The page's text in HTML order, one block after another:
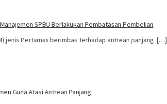
SPBU Berlakukan Pembatasan Pembelian
jenis Pertamax berimbas terhadap antrean panjang […]
Guna Atasi Antrean Panjang